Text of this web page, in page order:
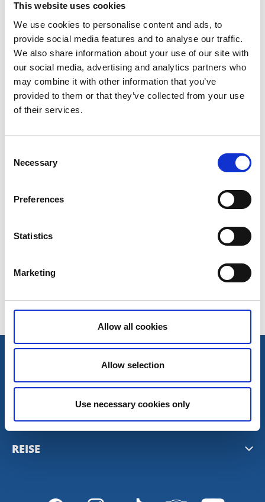
This website uses cookies
We use cookies to personalise content and ads, to
provide social media features and to analyse our traffic.
We also share information about your use of our site with
our social media, advertising and analytics partners who
may combine it with other information that you’ve
provided to them or that they’ve collected from your use
of their services.
Selection
Necessary
Preferences
Statistics
Marketing
Allow all cookies
Allow selection
Use necessary cookies only
modnet og fremstår i dag med velstelte
fairways og bunkere pluss mange flotte
utsiktspunkt som møter spillerne.
Med sin beliggenhet i hjertet av Bohuslän er Lyckorna
golfbane både en golf- og naturopplevelse. På
Lyckorna GK er det få utfordringer rett framfor tee,
men til gjengjeld større utfordringer på og omkring
fordrer de konsentrasjon og kan vende spillet når du
Les mer
her
TURISTRÅDET VÄSTSVERIGE
Presserom
Nyhetsbrev fra Vest-Sverige
REISE